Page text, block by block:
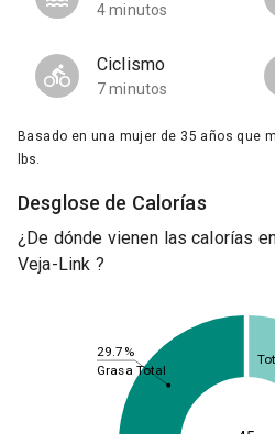
4 minutos
Ciclismo
7 minutos
Basado en una mujer de 35 años que
lbs.
Desglose de Calorías
¿De dónde vienen las calorías
Veja-Link ?
29.7%
Grasa Total